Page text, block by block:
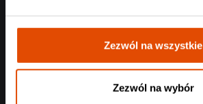
Zezwól na wszystkie
Zezwól na wybór